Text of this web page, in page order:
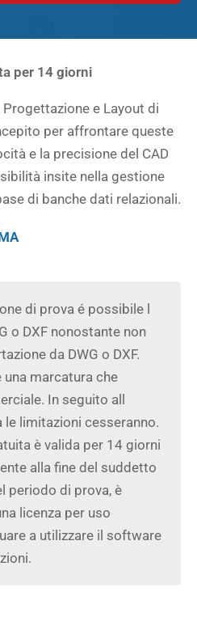
per 14 giorni
e Layout di
per affrontare queste
e la precisione del CAD
insite nella gestione
di banche dati relazionali.
di prova é possibile l
o DXF nonostante non
da DWG o DXF.
marcatura che
In seguito all
le limitazioni cesseranno.
è valida per 14 giorni
alla fine del suddetto
periodo di prova, è
licenza per uso
a utilizzare il software